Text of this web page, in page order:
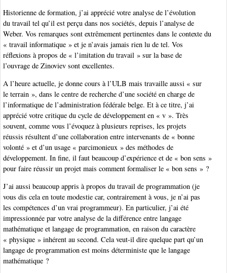
Historienne de formation, j’ai apprécié votre analyse de l’évolution
du travail tel qu’il est perçu dans nos sociétés, depuis l’analyse de
Weber. Vos remarques sont extrêmement pertinentes dans le contexte du
« travail informatique » et je n’avais jamais rien lu de tel. Vos
réflexions à propos de « l’imitation du travail » sur la base de
l’ouvrage de Zinoviev sont excellentes.
A l’heure actuelle, je donne cours à l’ULB mais travaille aussi « sur
le terrain », dans le centre de recherche d’une société en charge de
l’informatique de l’administration fédérale belge. Et à ce titre, j’ai
apprécié votre critique du cycle de développement en « v ». Très
souvent, comme vous l’évoquez à plusieurs reprises, les projets
réussis résultent d’une collaboration entre intervenants de « bonne
volonté » et d’un usage « parcimonieux » des méthodes de
développement. In fine, il faut beaucoup d’expérience et de « bon sens »
pour faire réussir un projet mais comment formaliser le « bon sens » ?
J’ai aussi beaucoup appris à propos du travail de programmation (je
vous dis cela en toute modestie car, contrairement à vous, je n’ai pas
les compétences d’un vrai programmeur). En particulier, j’ai été
impressionnée par votre analyse de la différence entre langage
mathématique et langage de programmation, en raison du caractère
« physique » inhérent au second. Cela veut-il dire quelque part qu’un
langage de programmation est moins déterministe que le langage
mathématique ?